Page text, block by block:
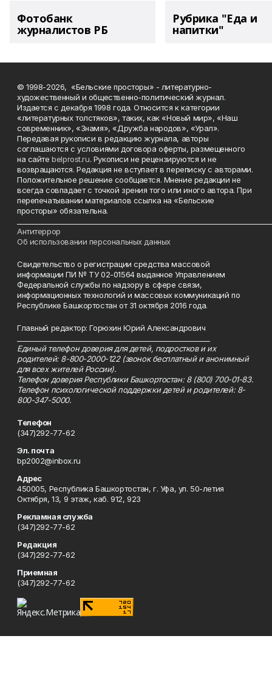
Фотобанк
журналистов РБ
Рубрика "Еда и
напитки"
© 1998-2026, «Бельские просторы» - литературно-
художественный и общественно-политический журнал.
Издается с декабря 1998 года. Относится к категории
«литературных толстяков», таких, как «Новый мир», «Наш
современник», «Знамя», «Дружба народов», «Урал».
Передавая рукописи в редакцию журнала, авторы
соглашаются с условиями договора оферты, размещенного
на сайтеbelprost.ru. Рукописи не рецензируются и не
возвращаются. Редакция не вступает в переписку с авторами.
Положительное решение сообщается. Мнение редакции не
всегда совпадает с точкой зрения того или иного автора. При
перепечатывании материалов ссылка на «Бельские
просторы» обязательна.
Антитеррор
Об использовании персональных данных
Свидетельство о регистрации средства массовой
информации ПИ № ТУ 02-01564 выданное Управлением
Федеральной службы по надзору в сфере связи,
информационных технологий и массовых коммуникаций по
Республике Башкортостан от 31 октября 2016 года.
Главный редактор: Горюхин Юрий Александрович
Единый телефон доверия для детей, подростков и их
родителей: 8-800-2000-122 (звонок бесплатный и анонимный
для всех жителей России).
Телефон доверия Республики Башкортостан: 8 (800) 700-01-83.
Телефон психологической поддержки детей и родителей: 8-
800-347-5000.
Телефон
(347)292-77-62
Эл. почта
bp2002@inbox.ru
Адрес
450005, Республика Башкортостан, г. Уфа, ул. 50-летия
Октября, 13, 9 этаж, каб. 912, 923
Рекламная служба
(347)292-77-62
Редакция
(347)292-77-62
Приемная
(347)292-77-62